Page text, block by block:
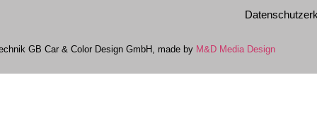
GB Car & Color Design GmbH, made by M&D Media Design